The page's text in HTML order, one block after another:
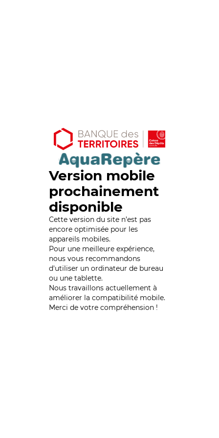
Version mobile
prochainement
disponible
Cette version du site n’est pas
encore optimisée pour les
appareils mobiles.
Pour une meilleure expérience,
nous vous recommandons
d'utiliser un ordinateur de bureau
ou une tablette.
Nous travaillons actuellement à
améliorer la compatibilité mobile.
Merci de votre compréhension !